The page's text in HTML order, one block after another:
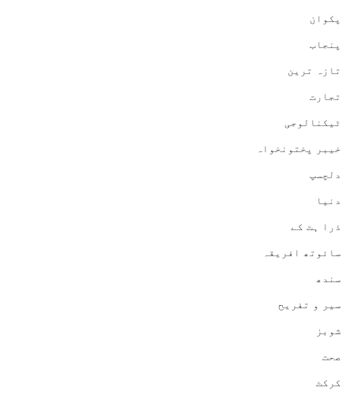
پکوان
پنجاب
تازہ ترین
تجارت
ٹیکنالوجی
خیبر پختونخواہ
دلچسپ
دنیا
ذرا ہٹ کے
سائوتھ افریقہ
سندھ
سیر و تفریح
شوبز
صحت
کرکٹ